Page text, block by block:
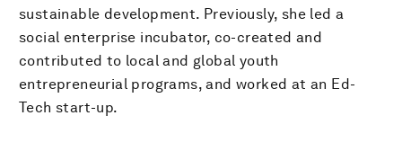
sustainable development. Previously, she led a
social enterprise incubator, co-created and
contributed to local and global youth
entrepreneurial programs, and worked at an Ed-
Tech start-up.